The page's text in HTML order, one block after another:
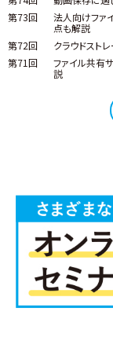
第73回
法人向けファ
点も解説
第72回 クラウドスト
第71回
ファイル共有
説